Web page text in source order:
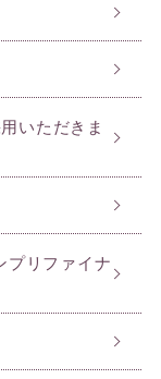
いただきま
プリファイナ